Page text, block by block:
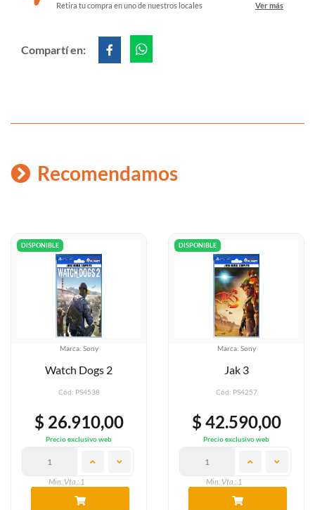
Retira tu compra en uno de nuestros locales Ver más
Compartí en:
Recomendamos
$ 42.590,00 $